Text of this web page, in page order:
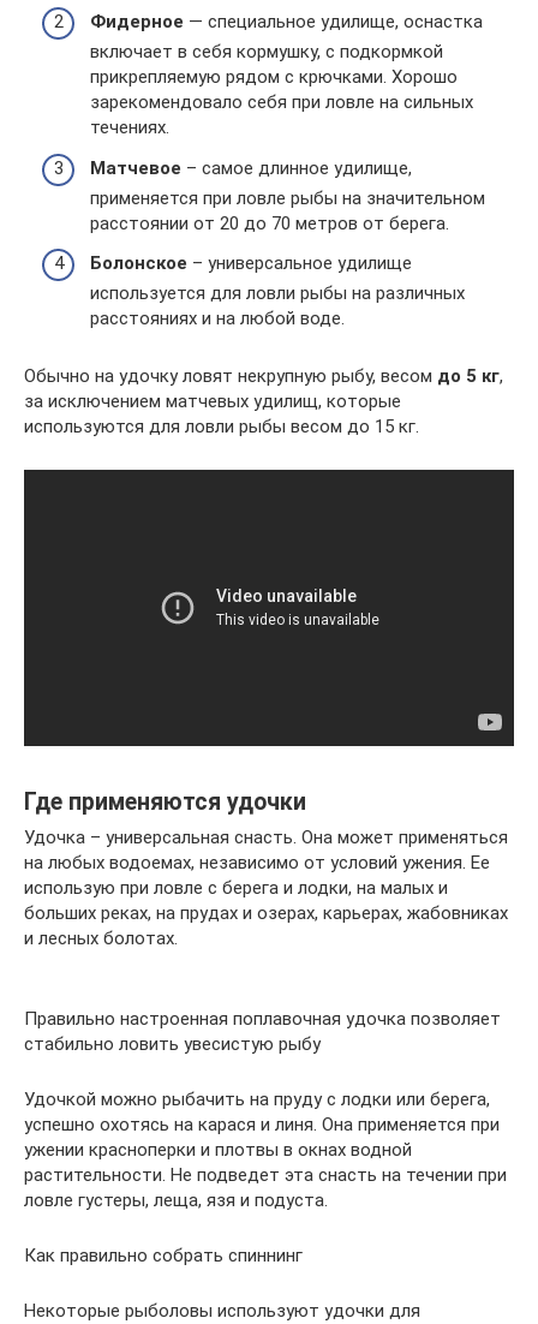
Фидерное — специальное удилище, оснастка
включает в себя кормушку, с подкормкой
прикрепляемую рядом с крючками. Хорошо
зарекомендовало себя при ловле на сильных
течениях.
Матчевое – самое длинное удилище,
применяется при ловле рыбы на значительном
расстоянии от 20 до 70 метров от берега.
Болонское – универсальное удилище
используется для ловли рыбы на различных
расстояниях и на любой воде.
Обычно на удочку ловят некрупную рыбу, весом до 5 кг,
за исключением матчевых удилищ, которые
используются для ловли рыбы весом до 15 кг.
Где применяются удочки
Удочка – универсальная снасть. Она может применяться
на любых водоемах, независимо от условий ужения. Ее
использую при ловле с берега и лодки, на малых и
больших реках, на прудах и озерах, карьерах, жабовниках
и лесных болотах.
Правильно настроенная поплавочная удочка позволяет
стабильно ловить увесистую рыбу
Удочкой можно рыбачить на пруду с лодки или берега,
успешно охотясь на карася и линя. Она применяется при
ужении красноперки и плотвы в окнах водной
растительности. Не подведет эта снасть на течении при
ловле густеры, леща, язя и подуста.
Как правильно собрать спиннинг
Некоторые рыболовы используют удочки для